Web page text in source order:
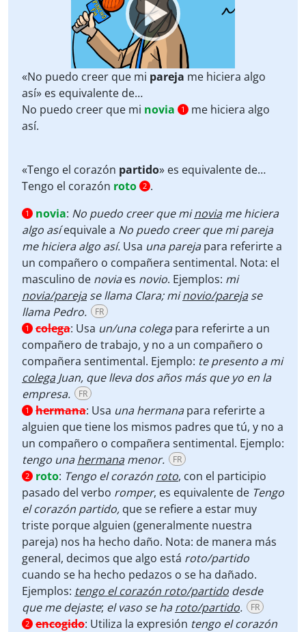
«No puedo creer que mi pareja me hiciera algo
así» es equivalente de…
No puedo creer que mi novia 1
me hiciera algo
así.
«Tengo el corazón partido» es equivalente de…
Tengo el corazón roto 2 .
1 novia: No puedo creer que minoviame hiciera
algo asíequivale a No puedo creer que mi pareja
me hiciera algo así. Usa una parejapara referirte a
un compañero o compañera sentimental. Nota: el
masculino de noviaes novio. Ejemplos: mi
novia/parejase llama Clara; minovio/parejase
llama Pedro.
FR
1 colega: Usa un/una colegapara referirte a un
compañero de trabajo, y no a un compañero o
compañera sentimental. Ejemplo: te presento a mi
colegaJuan, que lleva dos años más que yo en la
empresa.
FR
1 hermana: Usa una hermanapara referirte a
alguien que tiene los mismos padres que tú, y no a
un compañero o compañera sentimental. Ejemplo:
tengo unahermana menor. FR
2 roto: Tengo el corazón roto, con el participio
pasado del verbo romper, es equivalente de Tengo
el corazón partido, que se refiere a estar muy
triste porque alguien (generalmente nuestra
pareja) nos ha hecho daño. Nota: de manera más
general, decimos que algo está roto/partido
cuando se ha hecho pedazos o se ha dañado.
Ejemplos: tengo el corazón roto/partido desde
que me dejaste; el vaso se haroto/partido. FR
2 encogido: Utiliza la expresión tengo el corazón